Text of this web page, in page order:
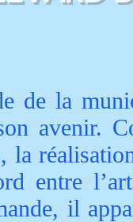
de la
avenir.
la
entre
il